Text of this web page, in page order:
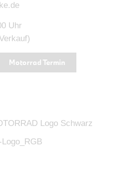
Uhr
Motorrad Termin